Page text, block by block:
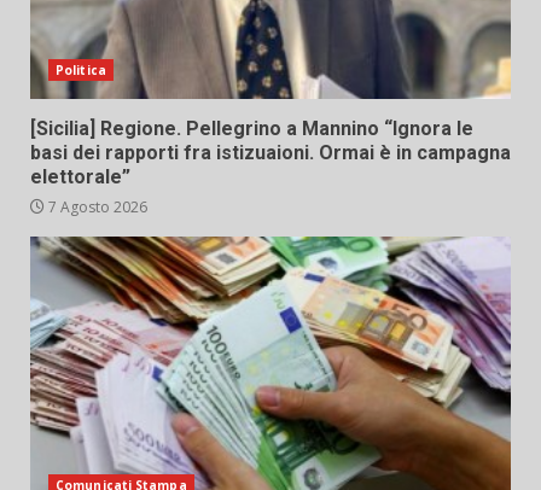
Politica
[Sicilia] Regione. Pellegrino a Mannino “Ignora le
basi dei rapporti fra istizuaioni. Ormai è in campagna
elettorale”
7 Agosto 2026
Comunicati Stampa